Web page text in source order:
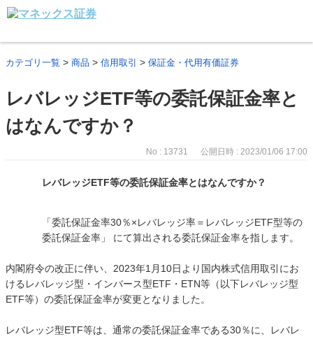
カテゴリ一覧 > 商品 > 信用取引 > 保証金・代用有価証券
レバレッジETF等の委託保証金率と
はなんですか？
No : 13731 公開日時 : 2023/01/06 17:00
レバレッジETF等の委託保証金率とはなんですか？
「委託保証金率30％×レバレッジ率＝レバレッジETF型等の
委託保証金率」 にて算出される委託保証金率を指します。
内閣府令の改正に伴い、2023年1月10日より国内株式信用取引にお
けるレバレッジ型・インバース型ETF・ETN等（以下レバレッジ型
ETF等）の委託保証金率が変更となりました。
レバレッジ型ETF等は、通常の委託保証金率である30％に、レバレ